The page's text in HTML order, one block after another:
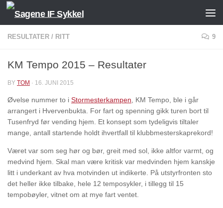
Skip to content
RESULTATER / RITT 9
KM Tempo 2015 – Resultater
BY TOM · 16. JUNI 2015
Øvelse nummer to i Stormesterkampen, KM Tempo, ble i går
arrangert i Hvervenbukta. For fart og spenning gikk turen bort til
Tusenfryd før vending hjem. Et konsept som tydeligvis tiltaler
mange, antall startende holdt ihvertfall til klubbmesterskaprekord!
Været var som seg hør og bør, greit med sol, ikke altfor varmt, og
medvind hjem. Skal man være kritisk var medvinden hjem kanskje
litt i underkant av hva motvinden ut indikerte. På utstyrfronten sto
det heller ikke tilbake, hele 12 temposykler, i tillegg til 15
tempobøyler, vitnet om at mye fart ventet.